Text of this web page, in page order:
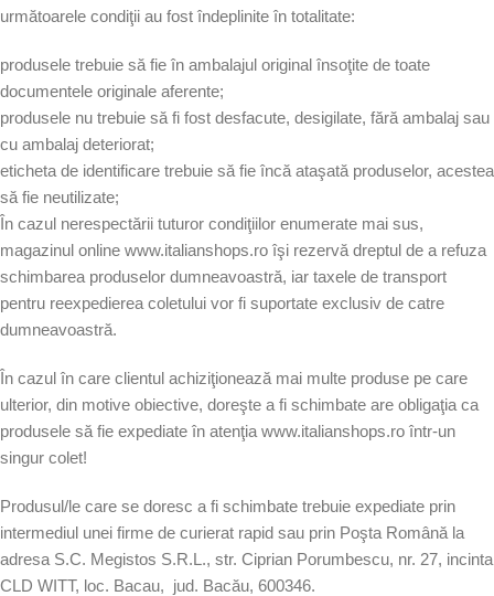
următoarele condiţii au fost îndeplinite în totalitate:
produsele trebuie să fie în ambalajul original însoţite de toate
documentele originale aferente;
produsele nu trebuie să fi fost desfacute, desigilate, fără ambalaj sau
cu ambalaj deteriorat;
eticheta de identificare trebuie să fie încă ataşată produselor, acestea
să fie neutilizate;
În cazul nerespectării tuturor condiţiilor enumerate mai sus,
magazinul online www.italianshops.ro îşi rezervă dreptul de a refuza
schimbarea produselor dumneavoastră, iar taxele de transport
pentru reexpedierea coletului vor fi suportate exclusiv de catre
dumneavoastră.
În cazul în care clientul achiziţionează mai multe produse pe care
ulterior, din motive obiective, doreşte a fi schimbate are obligaţia ca
produsele să fie expediate în atenţia www.italianshops.ro într-un
singur colet!
Produsul/le care se doresc a fi schimbate trebuie expediate prin
intermediul unei firme de curierat rapid sau prin Poşta Română la
adresa S.C. Megistos S.R.L., str. Ciprian Porumbescu, nr. 27, incinta
CLD WITT, loc. Bacau, jud. Bacău, 600346.